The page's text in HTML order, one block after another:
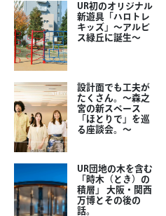
UR初のオリジナル
新遊具「ハロトレ
キッズ」～アルビ
ス緑丘に誕生～
設計面でも工夫が
たくさん。～森之
宮の新スペース
「ほとりで」を巡
る座談会。～
UR団地の木を含む
「時木（とき）の
積層」 大阪・関西
万博とその後の
話。